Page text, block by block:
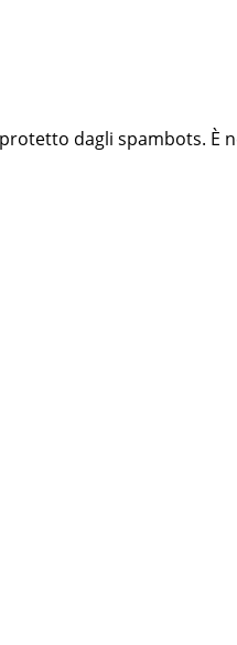
dagli spambots. È